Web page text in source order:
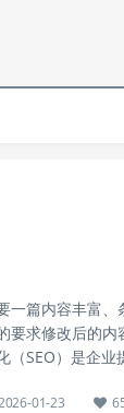
一篇内容丰富
要求修改后的
（SEO）是企
01-23